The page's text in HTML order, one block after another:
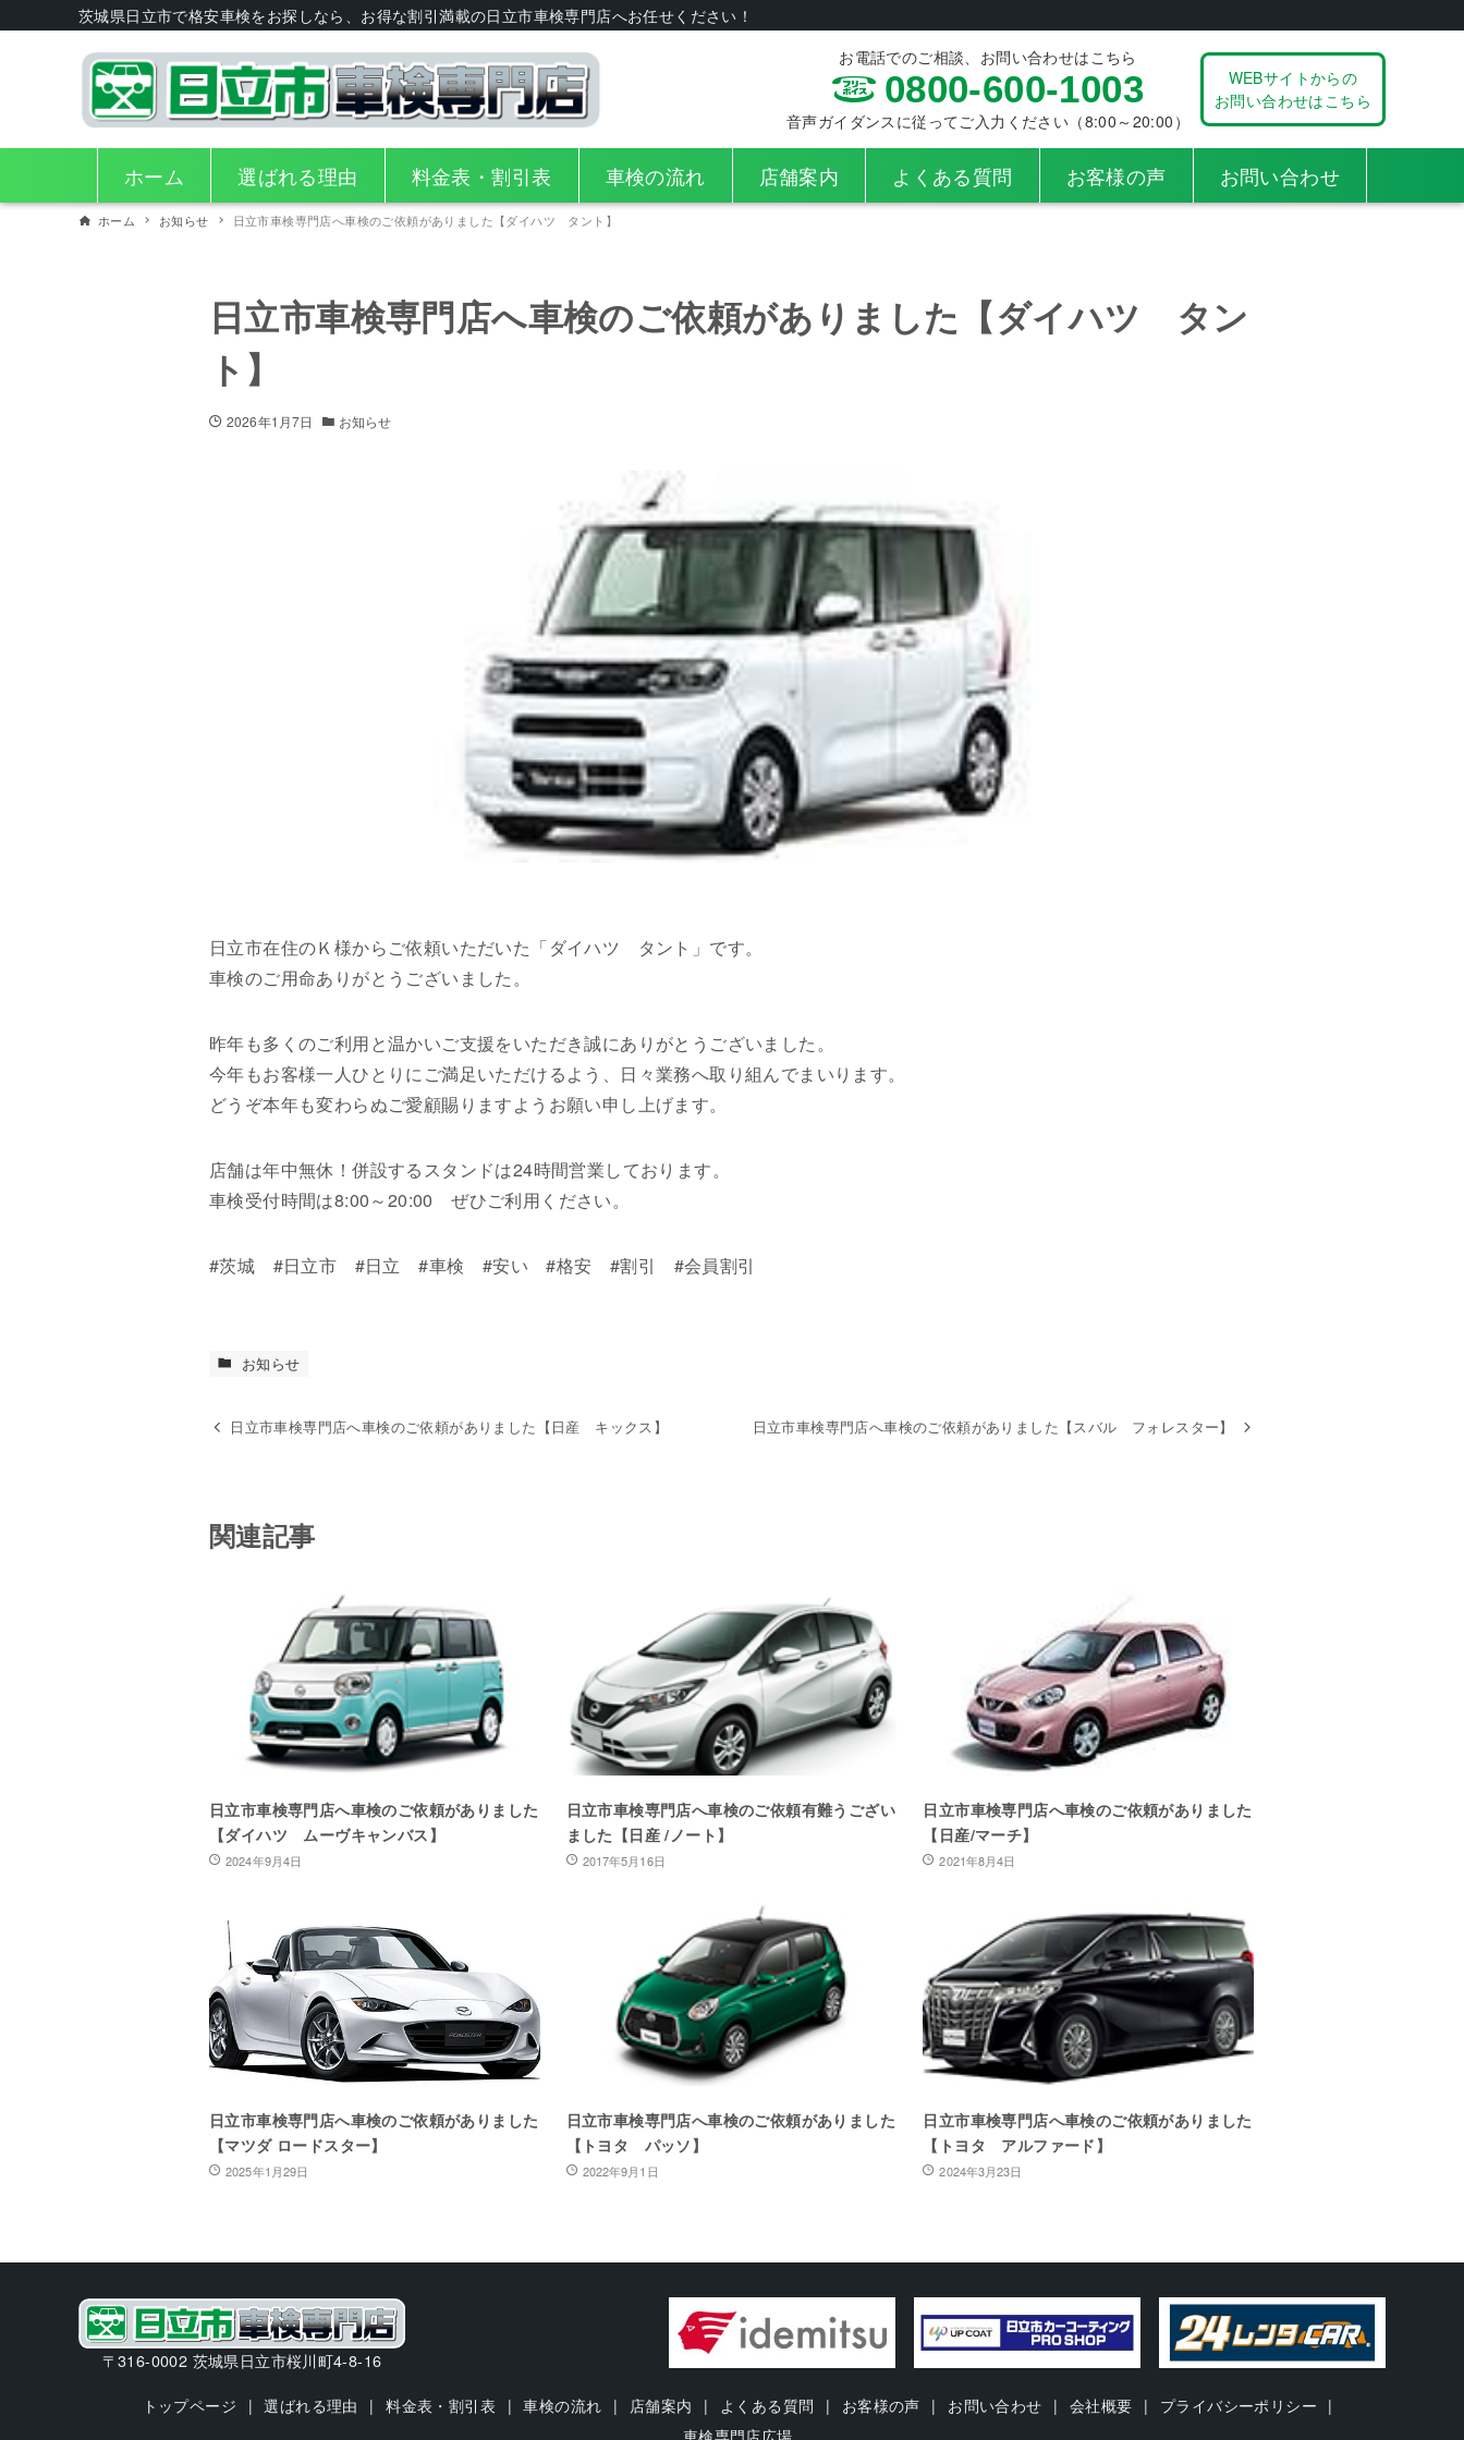
茨城県日立市で格安車検をお探しなら、お得な割引満載の日立市車検専門店へお任せください！
お電話でのご相談、お問い合わせはこちら
0800-600-1003
音声ガイダンスに従ってご入力ください（8:00～20:00）
WEBサイトからの
お問い合わせはこちら
ホーム 選ばれる理由 料金表・割引表 車検の流れ 店舗案内 よくある質問 お客様の声 お問い合わせ
ホーム お知らせ 日立市車検専門店へ車検のご依頼がありました【ダイハツ タント】
日立市車検専門店へ車検のご依頼がありました【ダイハツ タン
ト】
2026年1月7日 お知らせ
日立市在住のＫ様からご依頼いただいた「ダイハツ タント」です。
車検のご用命ありがとうございました。
昨年も多くのご利用と温かいご支援をいただき誠にありがとうございました。
今年もお客様一人ひとりにご満足いただけるよう、日々業務へ取り組んでまいります。
どうぞ本年も変わらぬご愛顧賜りますようお願い申し上げます。
店舗は年中無休！併設するスタンドは24時間営業しております。
車検受付時間は8:00～20:00 ぜひご利用ください。
#茨城 #日立市 #日立 #車検 #安い #格安 #割引 #会員割引
お知らせ
日立市車検専門店へ車検のご依頼がありました【日産 キックス】 日立市車検専門店へ車検のご依頼がありました【スバル フォレスター】
関連記事
日立市車検専門店へ車検のご依頼がありました
【ダイハツ ムーヴキャンバス】
2024年9月4日
日立市車検専門店へ車検のご依頼有難うござい
ました【日産 /ノート】
2017年5月16日
日立市車検専門店へ車検のご依頼がありました
【日産/マーチ】
2021年8月4日
日立市車検専門店へ車検のご依頼がありました
【マツダ ロードスター】
2025年1月29日
日立市車検専門店へ車検のご依頼がありました
【トヨタ パッソ】
2022年9月1日
日立市車検専門店へ車検のご依頼がありました
【トヨタ アルファード】
2024年3月23日
〒316-0002 茨城県日立市桜川町4-8-16
トップページ 選ばれる理由 料金表・割引表 車検の流れ 店舗案内 よくある質問 お客様の声 お問い合わせ 会社概要
プライバシーポリシー
車検専門店広場